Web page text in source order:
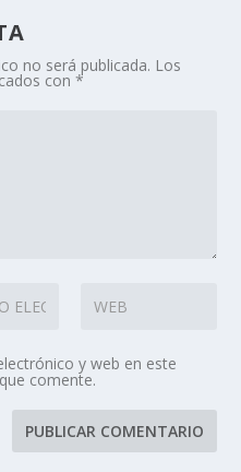
no será publicada. Los
con*
y web en este
comente.